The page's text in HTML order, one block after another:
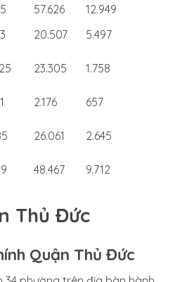
57.626
12.949
20.507
5.497
23.305
1.758
2.176
657
26.061
2.645
48.467 9.712
Thủ Đức
Quận Thủ Đức